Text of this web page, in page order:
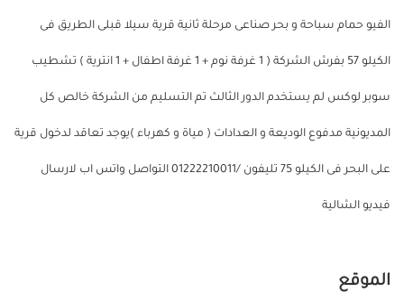
الفيو حمام سباحة و بحر صناعى مرحلة ثانية قرية سيلا قبلى الطريق فى
الكيلو 57 بفرش الشركة ( 1 غرفة نوم + 1 غرفة اطفال + 1 انترية ) تشطيب
سوبر لوكس لم يستخدم الدور الثالث تم التسليم من الشركة خالص كل
المديونية مدفوع الوديعة و العدادات ( مياة و كهرباء )يوجد تعاقد لدخول قرية
على البحر فى الكيلو 75 تليفون /01222210011 التواصل واتس اب لارسال
فيديو الشالية
الموقع